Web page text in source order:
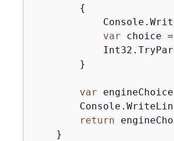
{
var choice
        }
var
return
    }